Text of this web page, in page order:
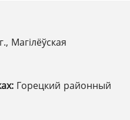
Магілёўская
Горецкий районный